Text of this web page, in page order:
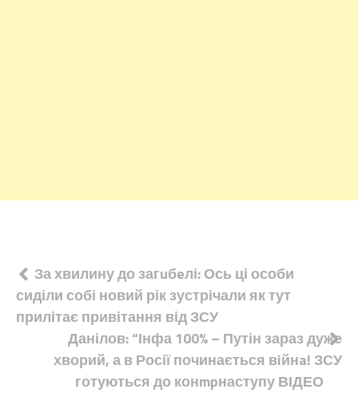
Навігація
записів
За хвилину до загuбeлі: Ось ці особи
сиділи собі новий рік зустрічали як тут
прилітає привітання від ЗСУ
Данілов: “Інфа 100% – Путін зараз дуже
хворий, а в Росії починається вiйнa! ЗСУ
готуються до конmpнаступу ВІДЕО